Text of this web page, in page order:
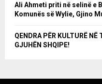
Ali Ahmeti priti në selinë e
Komunës së Wylie, Gjino
QENDRA PËR KULTURË NË
GJUHËN SHQIPE!